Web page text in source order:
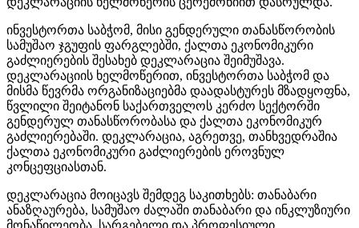
ინვესტორთა საბჭომ, მისი გენდერული თანასწორობის
სამუშაო ჯგუფის ფარგლებში, ქალთა ეკონომიკური
გაძლიერების შესახებ დეკლარაცია შეიმუშავა.
დეკლარაციის ხელმოწერით, ინვესტორთა საბჭომ და
მისმა წევრმა ორგანიზაციებმა დაადასტურეს მზადყოფნა,
წვლილი შეიტანონ საქართველოს კერძო სექტორში
გენდერულ თანასწორობასა და ქალთა ეკონომიკურ
გაძლიერებაში. დეკლარაცია, აგრეთვე, თანხვედრაშია
ქალთა ეკონომიკური გაძლიერების ეროვნულ
კონცეფციასთან.
დეკლარაცია მოიცავს შემდეგ საკითხებს: თანაბარი
ანაზღაურება, სამუშაო ძალაში თანაბარი და ინკლუზიური
მონაწილეობა, სარგებელი და პროფესიული